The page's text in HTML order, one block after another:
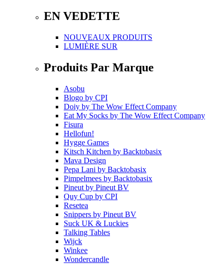
EN VEDETTE
NOUVEAUX PRODUITS
LUMIÈRE SUR
Produits Par Marque
Asobu
Blogo by CPI
Doiy by The Wow Effect Company
Eat My Socks by The Wow Effect Company
Fisura
Hellofun!
Hygge Games
Kitsch Kitchen by Backtobasix
Mava Design
Pepa Lani by Backtobasix
Pimpelmees by Backtobasix
Pineut by Pineut BV
Quy Cup by CPI
Resetea
Snippers by Pineut BV
Suck UK & Luckies
Talking Tables
Wijck
Winkee
Wondercandle